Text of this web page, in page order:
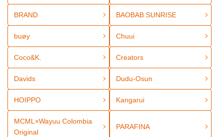
BRAND BAOBAB SUNRISE
buøy Chuui
Coco&K. Creators
Davids Dudu-Osun
HOIPPO Kangarui
MCML×Wayuu Colombia
Original
PARAFINA